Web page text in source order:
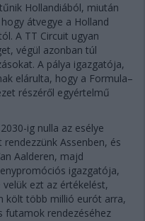
Hollandiából, miután
átvegye a Holland
A TT Circuit ugyan
végül azonban túl
A pálya igazgatója,
elárulta, hogy a Formula–
részéről egyértelmű
ig nulla az esélye
Assenben, és
Aalderen, majd
igazgatója,
ezt az értékelést,
költ több millió eurót arra,
futamok rendezéséhez